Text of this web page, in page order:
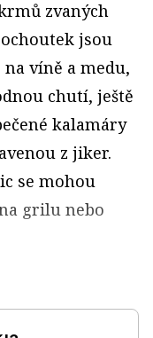
zvaných
jsou
víně a medu,
chutí, ještě
kalamáry
z jiker.
se mohou
grilu nebo